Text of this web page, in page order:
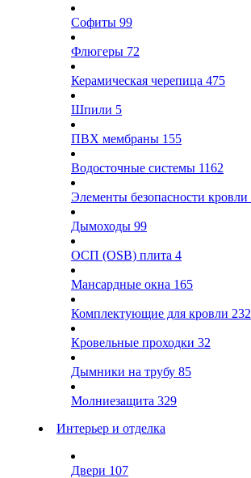
Софиты 99
Флюгеры 72
Керамическая черепица 475
Шпили 5
ПВХ мембраны 155
Водосточные системы 1162
Элементы безопасности кровли
Дымоходы 99
ОСП (OSB) плита 4
Мансардные окна 165
Комплектующие для кровли 232
Кровельные проходки 32
Дымники на трубу 85
Молниезащита 329
Интерьер и отделка
Двери 107